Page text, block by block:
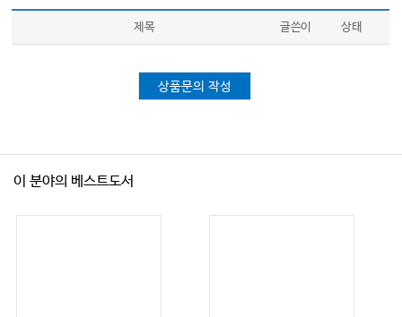
5. 의과 협진을 통한 교정과 진료
Chapter 11 치과보존학(Operative Dentistry)
2. 치과보존학과 의학
3. 전신질환과 관련한 치아관리
Chapter 12 치과보철학(Prosthodontics)
제목 글쓴이 상태
상품문의 작성
이 분야의 베스트도서